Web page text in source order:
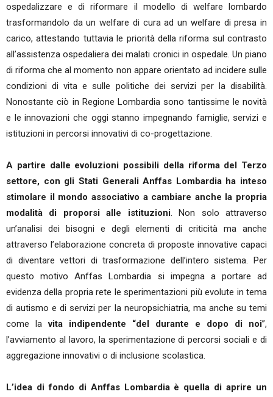
ospedalizzare e di riformare il modello di welfare lombardo
trasformandolo da un welfare di cura ad un welfare di presa in
carico, attestando tuttavia le priorità della riforma sul contrasto
all’assistenza ospedaliera dei malati cronici in ospedale. Un piano
di riforma che al momento non appare orientato ad incidere sulle
condizioni di vita e sulle politiche dei servizi per la disabilità.
Nonostante ciò in Regione Lombardia sono tantissime le novità
e le innovazioni che oggi stanno impegnando famiglie, servizi e
istituzioni in percorsi innovativi di co-progettazione.
A partire dalle evoluzioni possibili della riforma del Terzo
settore, con gli Stati Generali Anffas Lombardia ha inteso
stimolare il mondo associativo a cambiare anche la propria
modalità di proporsi alle istituzioni. Non solo attraverso
un’analisi dei bisogni e degli elementi di criticità ma anche
attraverso l’elaborazione concreta di proposte innovative capaci
di diventare vettori di trasformazione dell’intero sistema. Per
questo motivo Anffas Lombardia si impegna a portare ad
evidenza della propria rete le sperimentazioni più evolute in tema
di autismo e di servizi per la neuropsichiatria, ma anche su temi
come la vita indipendente “del durante e dopo di noi”,
l’avviamento al lavoro, la sperimentazione di percorsi sociali e di
aggregazione innovativi o di inclusione scolastica.
L’idea di fondo di Anffas Lombardia è quella di aprire un